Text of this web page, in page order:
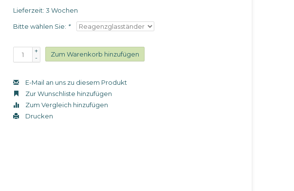
Lieferzeit: 3 Wochen
Bitte wählen Sie: *
+
-
Zum Warenkorb hinzufügen
E-Mail an uns zu diesem Produkt
Zur Wunschliste hinzufügen
Zum Vergleich hinzufügen
Drucken